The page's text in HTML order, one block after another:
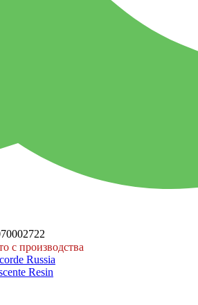
с производства
Russia
Resin